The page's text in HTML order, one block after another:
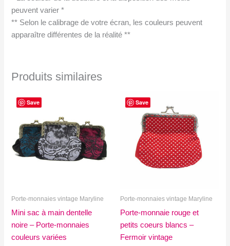
peuvent varier *
** Selon le calibrage de votre écran, les couleurs peuvent
apparaître différentes de la réalité **
Produits similaires
Save
Porte-monnaies vintage Maryline
Mini sac à main dentelle
noire – Porte-monnaies
couleurs variées
Save
Porte-monnaies vintage Maryline
Porte-monnaie rouge et
petits coeurs blancs –
Fermoir vintage